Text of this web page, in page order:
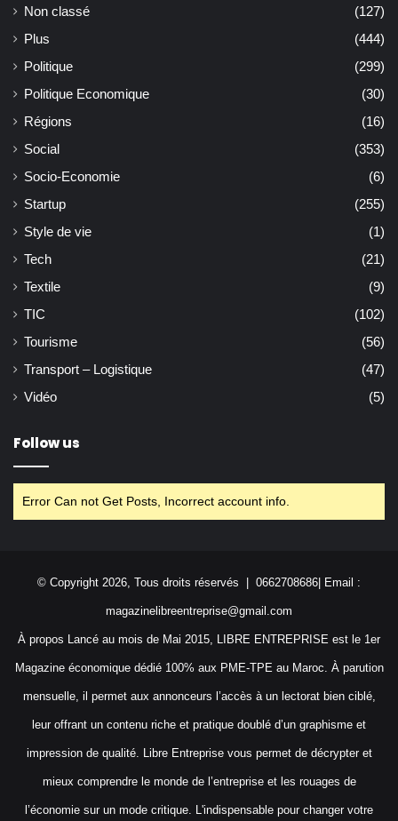
Non classé
(127)
Plus
(444)
Politique
(299)
Politique Economique
(30)
Régions
(16)
Social
(353)
Socio-Economie
(6)
Startup
(255)
Style de vie
(1)
Tech
(21)
Textile
(9)
TIC
(102)
Tourisme
(56)
Transport – Logistique
(47)
Vidéo
(5)
Follow us
Error Can not Get Posts, Incorrect account info.
© Copyright 2026, Tous droits réservés | 0662708686| Email :
magazinelibreentreprise@gmail.com
À propos Lancé au mois de Mai 2015, LIBRE ENTREPRISE est le 1er
Magazine économique dédié 100% aux PME-TPE au Maroc. À parution
mensuelle, il permet aux annonceurs l’accès à un lectorat bien ciblé,
leur offrant un contenu riche et pratique doublé d’un graphisme et
impression de qualité. Libre Entreprise vous permet de décrypter et
mieux comprendre le monde de l’entreprise et les rouages de
l’économie sur un mode critique. L'indispensable pour changer votre